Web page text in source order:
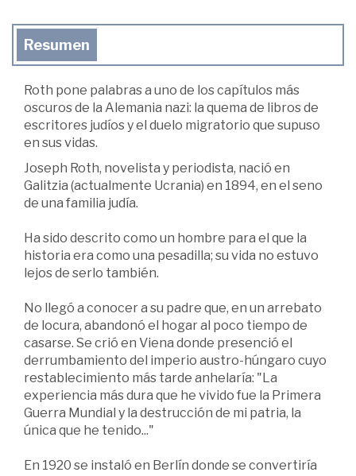
Resumen
Roth pone palabras a uno de los capítulos más
oscuros de la Alemania nazi: la quema de libros de
escritores judíos y el duelo migratorio que supuso
en sus vidas.
Joseph Roth, novelista y periodista, nació en
Galitzia (actualmente Ucrania) en 1894, en el seno
de una familia judía.
Ha sido descrito como un hombre para el que la
historia era como una pesadilla; su vida no estuvo
lejos de serlo también.
No llegó a conocer a su padre que, en un arrebato
de locura, abandonó el hogar al poco tiempo de
casarse. Se crió en Viena donde presenció el
derrumbamiento del imperio austro-húngaro cuyo
restablecimiento más tarde anhelaría: "La
experiencia más dura que he vivido fue la Primera
Guerra Mundial y la destrucción de mi patria, la
única que he tenido..."
En 1920 se instaló en Berlín donde se convertiría